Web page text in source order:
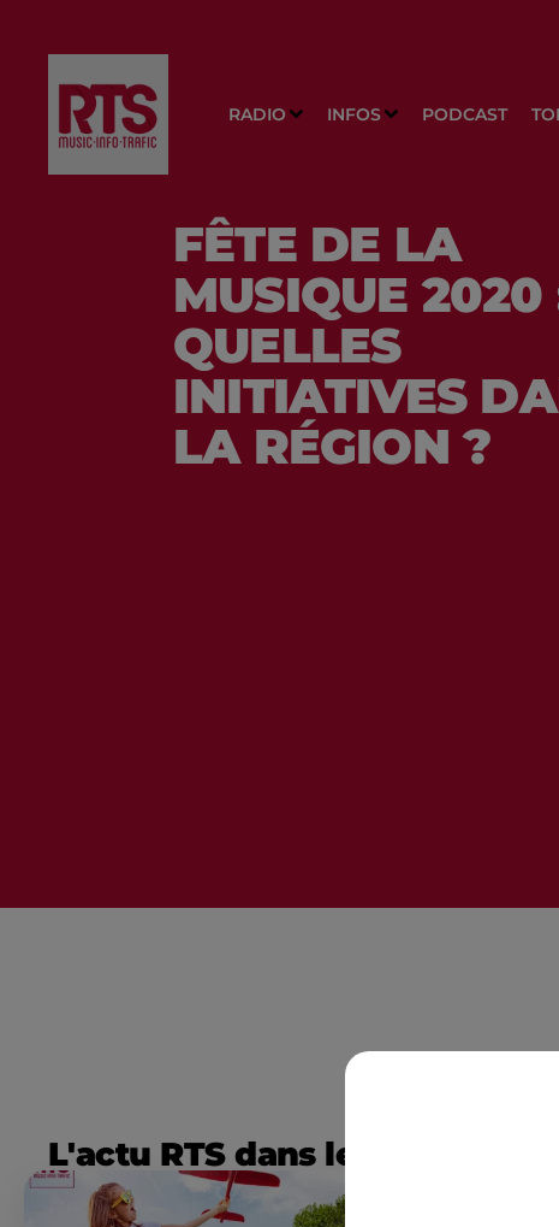
RADIO INFOS PODCAST
FÊTE DE LA
MUSIQUE 2020
QUELLES
INITIATIVES
LA RÉGION ?
L'actu RTS dans le Sud